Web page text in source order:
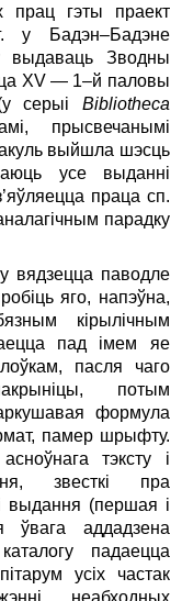
прац гэты праект
у Бадэн–Бадэне
выдаваць Зводны
XV — 1–й паловы
серыі Bibliotheca
прысвечанымі
выйшла шэсць
усе выданні
праца сп.
парадку
вядзецца паводле
яго, напэўна,
кірылічным
пад імем яе
пасля чаго
потым
формула
памер шрыфту.
тэксту і
звесткі пра
выдання (першая і
ўвага аддадзена
падаецца
усіх частак
неабходных